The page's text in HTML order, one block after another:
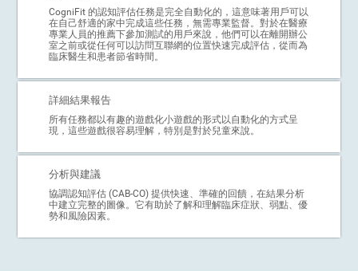
CogniFit 的認知評估任務是完全自動化的，這意味著用戶可以
在自己舒適的家中完成這些任務，無需專業監督。對於在醫療
專業人員的推薦下參加測試的用戶來說，他們可以在離開辦公
室之前或從任何可以訪問互聯網的位置快速完成評估，從而為
臨床醫生和患者節省時間。
詳細結果報告
所有任務都以有趣的遊戲化小遊戲的形式以自動化的方式呈
現，這些遊戲很容易理解，特別是對於兒童來說。
分析與建議
協調認知評估 (CAB-CO) 提供快速、準確的回饋，在結果分析
中建立完整的圖像。它有助於了解和理解臨床症狀、弱點、優
勢和風險因素。